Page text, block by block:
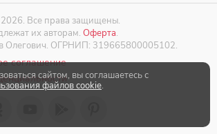
Все права защищены.
их авторам. Оферта.
Олегович. ОГРНИП: 319665800005102.
соглашение
сайтом, вы соглашаетесь с
файлов cookie.